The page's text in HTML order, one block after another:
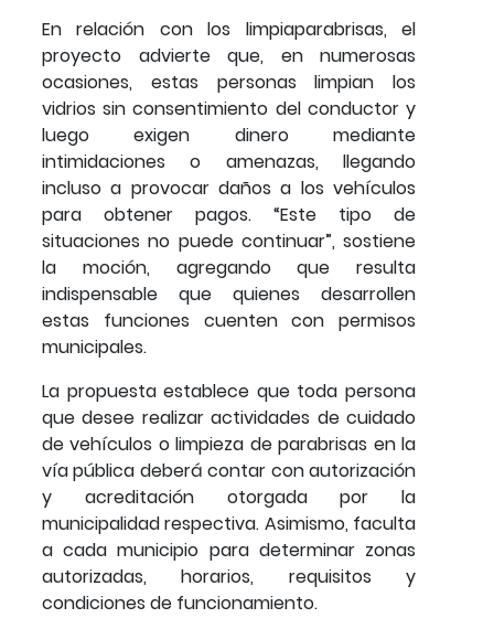
En relación con los limpiaparabrisas, el
proyecto advierte que, en numerosas
ocasiones, estas personas limpian los
vidrios sin consentimiento del conductor y
luego exigen dinero mediante
intimidaciones o amenazas, llegando
incluso a provocar daños a los vehículos
para obtener pagos. “Este tipo de
situaciones no puede continuar”, sostiene
la moción, agregando que resulta
indispensable que quienes desarrollen
estas funciones cuenten con permisos
municipales.
La propuesta establece que toda persona
que desee realizar actividades de cuidado
de vehículos o limpieza de parabrisas en la
vía pública deberá contar con autorización
y acreditación otorgada por la
municipalidad respectiva. Asimismo, faculta
a cada municipio para determinar zonas
autorizadas, horarios, requisitos y
condiciones de funcionamiento.